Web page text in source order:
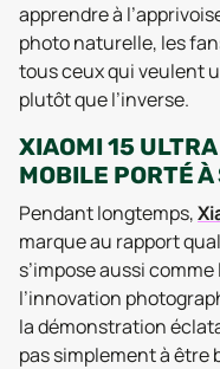
apprendre à
photo naturelle, les
tous ceux qui veulent
plutôt que l’inverse.
XIAOMI 15 ULTRA
MOBILE PORTÉ
Pendant longtemps,
marque au rapport
s’impose aussi
l’innovation
la démonstration
pas simplement à être